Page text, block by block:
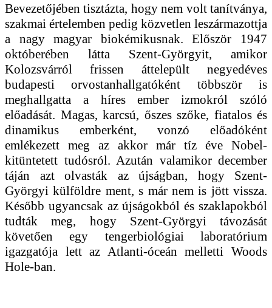
Bevezetőjében tisztázta, hogy nem volt tanítványa,
szakmai értelemben pedig közvetlen leszármazottja
a nagy magyar biokémikusnak. Először 1947
októberében látta Szent-Györgyit, amikor
Kolozsvárról frissen áttelepült negyedéves
budapesti orvostanhallgatóként többször is
meghallgatta a híres ember izmokról szóló
előadását. Magas, karcsú, őszes szőke, fiatalos és
dinamikus emberként, vonzó előadóként
emlékezett meg az akkor már tíz éve Nobel-
kitüntetett tudósról. Azután valamikor december
táján azt olvasták az újságban, hogy Szent-
Györgyi külföldre ment, s már nem is jött vissza.
Később ugyancsak az újságokból és szaklapokból
tudták meg, hogy Szent-Györgyi távozását
követően egy tengerbiológiai laboratórium
igazgatója lett az Atlanti-óceán melletti Woods
Hole-ban.